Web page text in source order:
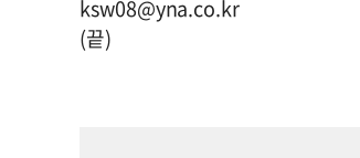
ksw08@yna.co.kr
(끝)